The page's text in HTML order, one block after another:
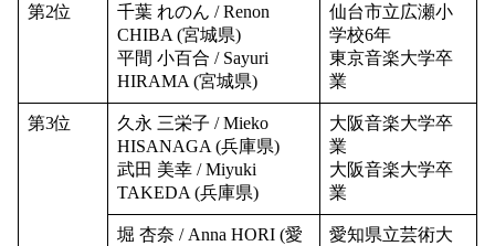
第2位
千葉 れのん / Renon
CHIBA (宮城県)
平間 小百合 / Sayuri
HIRAMA (宮城県)
仙台市立広瀬小
学校6年
東京音楽大学卒
業
第3位
久永 三栄子 / Mieko
HISANAGA (兵庫県)
武田 美幸 / Miyuki
TAKEDA (兵庫県)
大阪音楽大学卒
業
大阪音楽大学卒
業
堀 杏奈 / Anna HORI (愛
愛知県立芸術大